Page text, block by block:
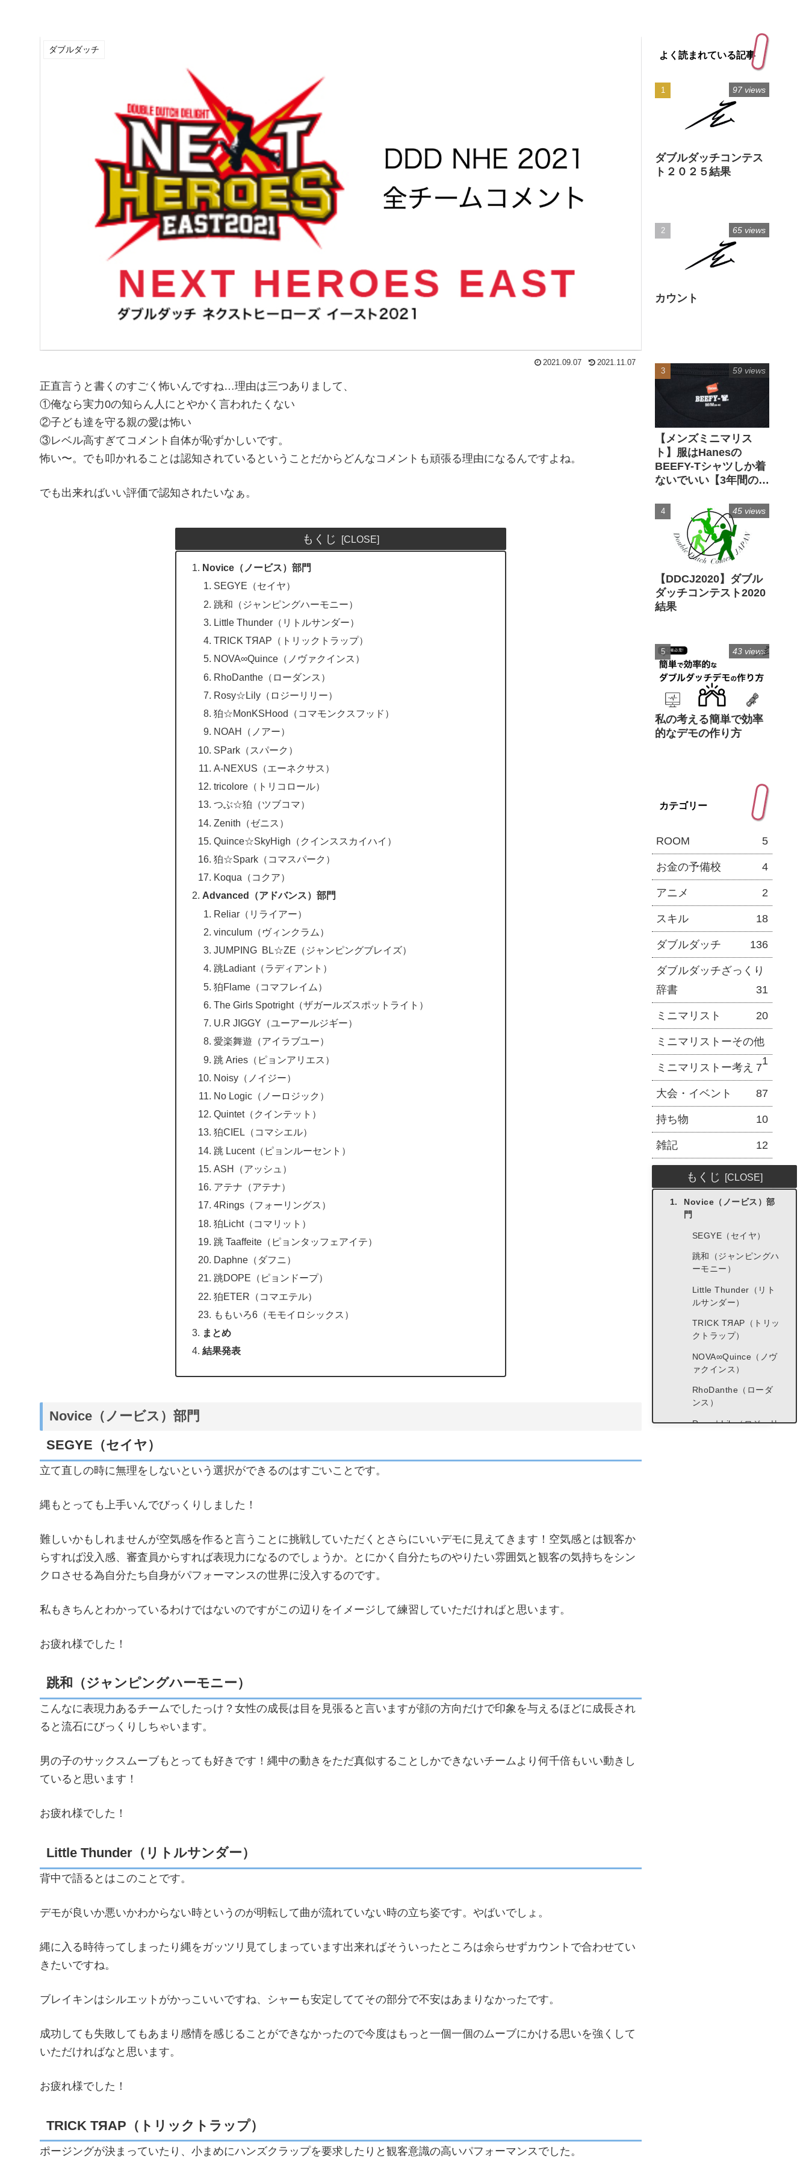
ダブルダッチ
2021.09.07 2021.11.07
正直言うと書くのすごく怖いんですね…理由は三つありまして、
①俺なら実力0の知らん人にとやかく言われたくない
②子ども達を守る親の愛は怖い
③レベル高すぎてコメント自体が恥ずかしいです。
怖い〜。でも叩かれることは認知されているということだからどんなコメントも頑張る理由になるんですよね。
でも出来ればいい評価で認知されたいなぁ。
もくじ
Novice（ノービス）部門
SEGYE（セイヤ）
跳和（ジャンピングハーモニー）
Little Thunder（リトルサンダー）
TRICK TЯAP（トリックトラップ）
NOVA∞Quince（ノヴァクインス）
RhoDanthe（ローダンス）
Rosy☆Lily（ロジーリリー）
狛☆MonKSHood（コマモンクスフッド）
NOAH（ノアー）
SPark（スパーク）
A-NEXUS（エーネクサス）
tricolore（トリコロール）
つぶ☆狛（ツブコマ）
Zenith（ゼニス）
Quince☆SkyHigh（クインススカイハイ）
狛☆Spark（コマスパーク）
Koqua（コクア）
Advanced（アドバンス）部門
Reliar（リライアー）
vinculum（ヴィンクラム）
JUMPING BL☆ZE（ジャンピングブレイズ）
跳Ladiant（ラディアント）
狛Flame（コマフレイム）
The Girls Spotright（ザガールズスポットライト）
U.R JIGGY（ユーアールジギー）
愛楽舞遊（アイラブユー）
跳 Aries（ピョンアリエス）
Noisy（ノイジー）
No Logic（ノーロジック）
Quintet（クインテット）
狛CIEL（コマシエル）
跳 Lucent（ピョンルーセント）
ASH（アッシュ）
アテナ（アテナ）
4Rings（フォーリングス）
狛Licht（コマリット）
跳 Taaffeite（ピョンタッフェアイテ）
Daphne（ダフニ）
跳DOPE（ピョンドープ）
狛ETER（コマエテル）
ももいろ6（モモイロシックス）
まとめ
結果発表
Novice（ノービス）部門
SEGYE（セイヤ）
立て直しの時に無理をしないという選択ができるのはすごいことです。
縄もとっても上手いんでびっくりしました！
難しいかもしれませんが空気感を作ると言うことに挑戦していただくとさらにいいデモに見えてきます！空気感とは観客か
らすれば没入感、審査員からすれば表現力になるのでしょうか。とにかく自分たちのやりたい雰囲気と観客の気持ちをシン
クロさせる為自分たち自身がパフォーマンスの世界に没入するのです。
私もきちんとわかっているわけではないのですがこの辺りをイメージして練習していただければと思います。
お疲れ様でした！
跳和（ジャンピングハーモニー）
こんなに表現力あるチームでしたっけ？女性の成長は目を見張ると言いますが顔の方向だけで印象を与えるほどに成長され
ると流石にびっくりしちゃいます。
男の子のサックスムーブもとっても好きです！縄中の動きをただ真似することしかできないチームより何千倍もいい動きし
ていると思います！
お疲れ様でした！
Little Thunder（リトルサンダー）
背中で語るとはこのことです。
デモが良いか悪いかわからない時というのが明転して曲が流れていない時の立ち姿です。やばいでしょ。
縄に入る時待ってしまったり縄をガッツリ見てしまっています出来ればそういったところは余らせずカウントで合わせてい
きたいですね。
ブレイキンはシルエットがかっこいいですね、シャーも安定しててその部分で不安はあまりなかったです。
成功しても失敗してもあまり感情を感じることができなかったので今度はもっと一個一個のムーブにかける思いを強くして
いただければなと思います。
お疲れ様でした！
TRICK TЯAP（トリックトラップ）
ポージングが決まっていたり、小まめにハンズクラップを要求したりと観客意識の高いパフォーマンスでした。
よく読まれている記事
ダブルダッチコンテス
ト２０２５結果
97 views
カウント
65 views
【メンズミニマリス
ト】服はHanesの
BEEFY-Tシャツしか着
ないでいい【3年間の実
59 views
【DDCJ2020】ダブル
ダッチコンテスト2020
結果
45 views
私の考える簡単で効率
的なデモの作り方
43 views
カテゴリー
ROOM 5
お金の予備校 4
アニメ 2
スキル 18
ダブルダッチ 136
ダブルダッチざっくり
辞書
31
ミニマリスト 20
ミニマリストーその他
1
ミニマリストー考え 7
大会・イベント 87
持ち物 10
雑記 12
もくじ
Novice（ノービス）部
門
SEGYE（セイヤ）
跳和（ジャンピングハ
ーモニー）
Little Thunder（リト
ルサンダー）
TRICK TЯAP（トリッ
クトラップ）
NOVA∞Quince（ノヴ
ァクインス）
RhoDanthe（ローダ
ンス）
Rosy☆Lily（ロジーリ